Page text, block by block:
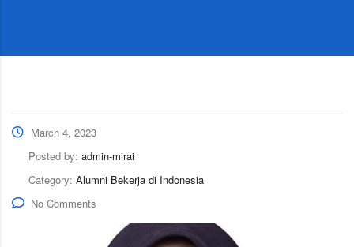
March 4, 2023
Posted by: admin-mirai
Category: Alumni Bekerja di Indonesia
No Comments